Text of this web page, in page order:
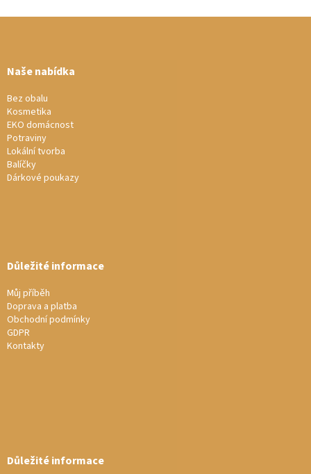
Naše nabídka
Bez obalu
Kosmetika
EKO domácnost
Potraviny
Lokální tvorba
Balíčky
Dárkové poukazy
Důležité informace
Můj příběh
Doprava a platba
Obchodní podmínky
GDPR
Kontakty
Důležité informace